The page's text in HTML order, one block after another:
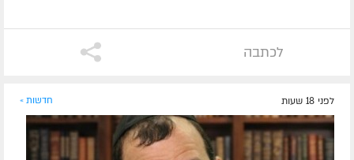
לכתבה
לפני 18 שעות חדשות »